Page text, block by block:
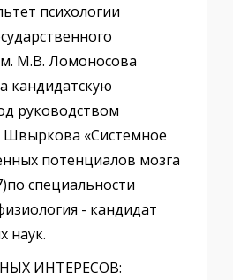
психологии
М.В. Ломоносова
кандидатскую
руководством
Швыркова «Системное
потенциалов мозга
специальности
- кандидат
наук.
ИНТЕРЕСОВ: